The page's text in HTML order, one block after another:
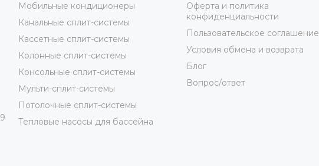
Мобильные кондиционеры
Канальные сплит-системы
Кассетные сплит-системы
Колонные сплит-системы
Консольные сплит-системы
Мульти-сплит-системы
Потолочные сплит-системы
Тепловые насосы для бассейна
Оферта и политика
конфиденциальности
Пользовательское соглашение
Условия обмена и возврата
Блог
Вопрос/ответ